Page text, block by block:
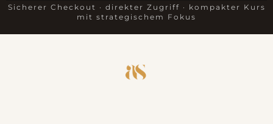
Sicherer Checkout · direkter Zugriff · kompakter Kurs
mit strategischem Fokus